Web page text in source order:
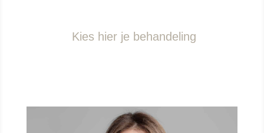
Kies hier je behandeling